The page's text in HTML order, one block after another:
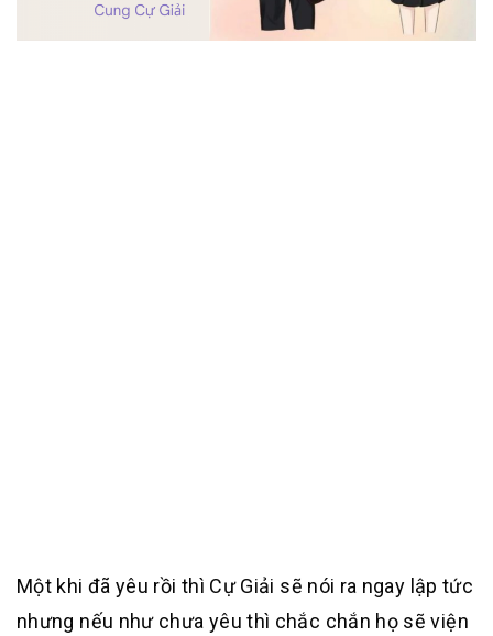
Một khi đã yêu rồi thì Cự Giải sẽ nói ra ngay lập tức
nhưng nếu như chưa yêu thì chắc chắn họ sẽ viện